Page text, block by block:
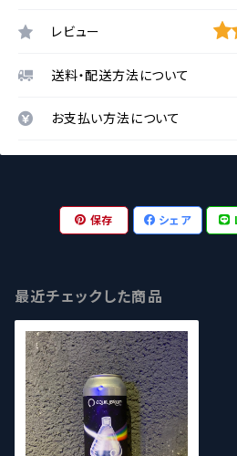
レビュー
送料・配送方法について
お支払い方法について
保存 シェア
最近チェックした商品